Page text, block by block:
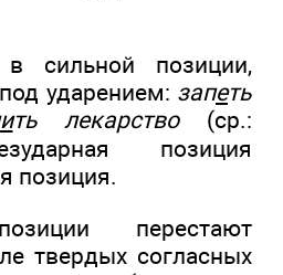
сильной позиции,
ударением: запеть
ить лекарство(ср.:
позиция
позиция.
перестают
твердых согласных